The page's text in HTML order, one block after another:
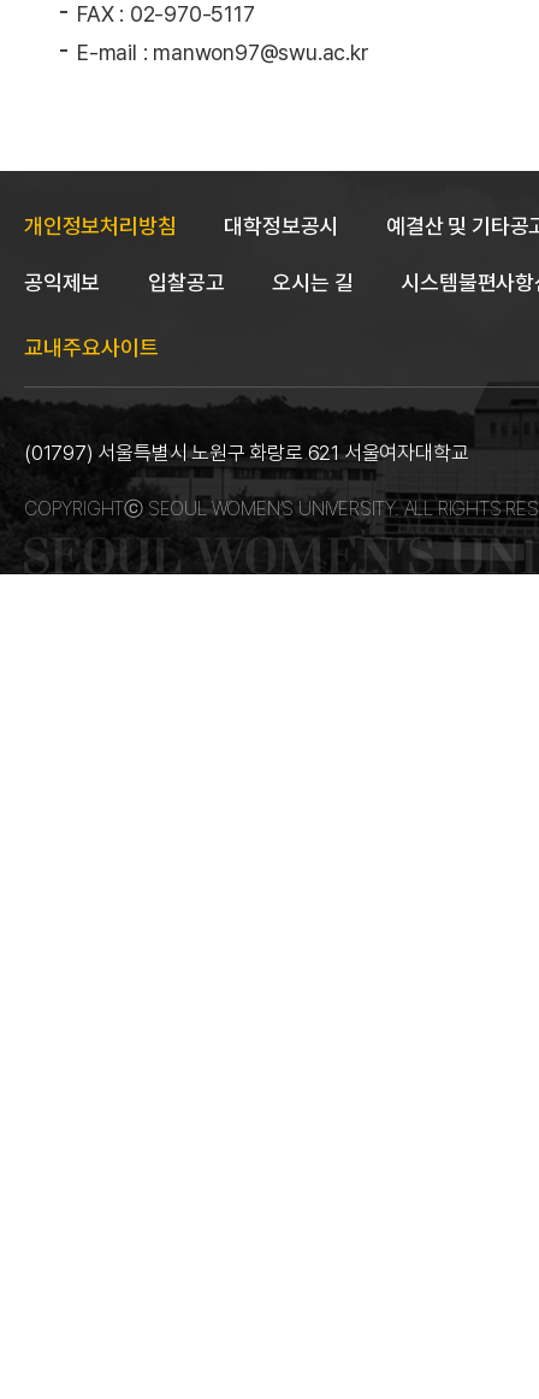
FAX : 02-970-5117
E-mail : manwon97@swu.ac.kr
개인정보처리방침 대학정보공시 예결산 및 기타공
공익제보 입찰공고 오시는 길 시스템불편사
교내주요사이트
(01797) 서울특별시 노원구 화랑로 621 서울여자대학교
COPYRIGHTⓒ SEOUL WOMEN’S UNIVERSITY. ALL RIGHTS